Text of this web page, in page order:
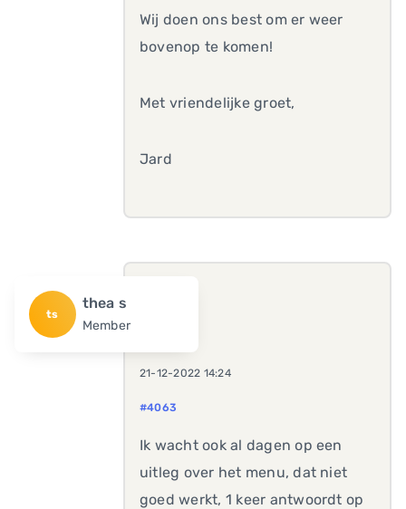
Wij doen ons best om er weer
bovenop te komen!
Met vriendelijke groet,
Jard
ts
thea s
Member
21-12-2022 14:24
#4063
Ik wacht ook al dagen op een
uitleg over het menu, dat niet
goed werkt, 1 keer antwoordt op